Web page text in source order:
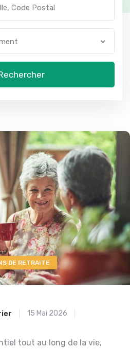
DE RETRAITE
15 Mai 2026
tout au long de la vie,